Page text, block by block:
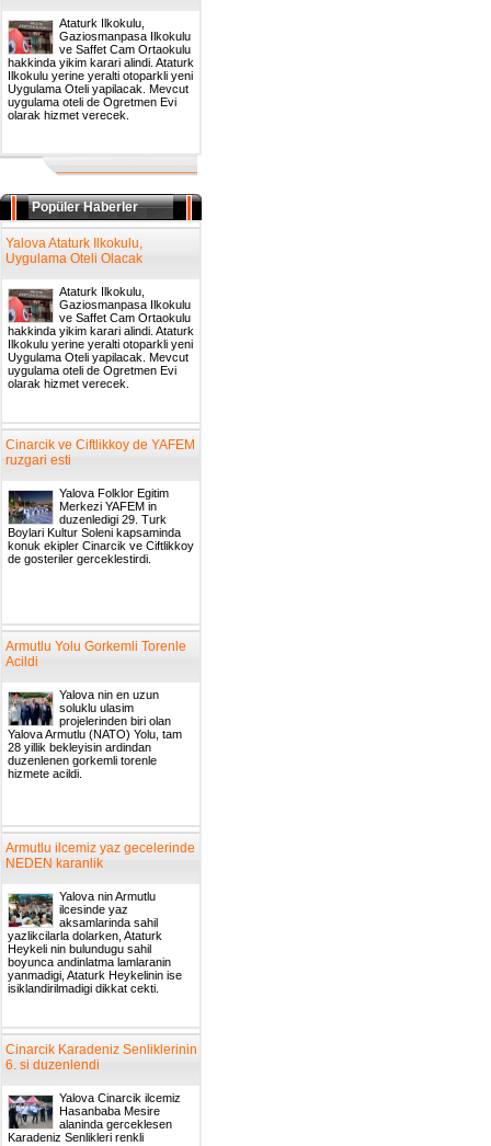
Ataturk Ilkokulu,
Gaziosmanpasa Ilkokulu
ve Saffet Cam Ortaokulu
hakkinda yikim karari alindi. Ataturk
Ilkokulu yerine yeralti otoparkli yeni
Uygulama Oteli yapilacak. Mevcut
uygulama oteli de Ogretmen Evi
olarak hizmet verecek.
Popüler Haberler
Yalova Ataturk Ilkokulu,
Uygulama Oteli Olacak
Ataturk Ilkokulu,
Gaziosmanpasa Ilkokulu
ve Saffet Cam Ortaokulu
hakkinda yikim karari alindi. Ataturk
Ilkokulu yerine yeralti otoparkli yeni
Uygulama Oteli yapilacak. Mevcut
uygulama oteli de Ogretmen Evi
olarak hizmet verecek.
Cinarcik ve Ciftlikkoy de YAFEM
ruzgari esti
Yalova Folklor Egitim
Merkezi YAFEM in
duzenledigi 29. Turk
Boylari Kultur Soleni kapsaminda
konuk ekipler Cinarcik ve Ciftlikkoy
de gosteriler gerceklestirdi.
Armutlu Yolu Gorkemli Torenle
Acildi
Yalova nin en uzun
soluklu ulasim
projelerinden biri olan
Yalova Armutlu (NATO) Yolu, tam
28 yillik bekleyisin ardindan
duzenlenen gorkemli torenle
hizmete acildi.
Armutlu ilcemiz yaz gecelerinde
NEDEN karanlik
Yalova nin Armutlu
ilcesinde yaz
aksamlarinda sahil
yazlikcilarla dolarken, Ataturk
Heykeli nin bulundugu sahil
boyunca andinlatma lamlaranin
yanmadigi, Ataturk Heykelinin ise
isiklandirilmadigi dikkat cekti.
Cinarcik Karadeniz Senliklerinin
6. si duzenlendi
Yalova Cinarcik ilcemiz
Hasanbaba Mesire
alaninda gerceklesen
Karadeniz Senlikleri renkli